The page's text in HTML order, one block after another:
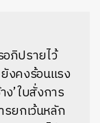
อภิปรายไว้
งคงร้อนแรง
’ ใบสั่งการ
ยกเว้นหลัก